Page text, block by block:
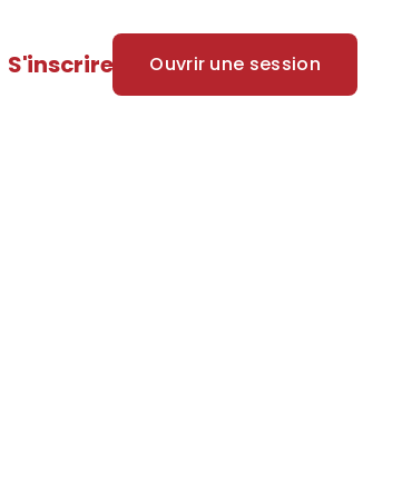
S'inscrire Ouvrir une session